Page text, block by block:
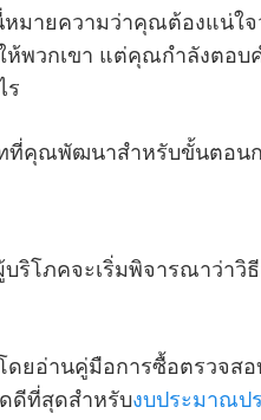
หมายความว่าคุณต้องแน่ใ
พวกเขา แต่คุณกําลังตอบ
ร
ทที่คุณพัฒนาสําหรับขั้นตอน
ริโภคจะเริ่มพิจารณาว่าวิ
ดยอ่านคู่มือการซื้อตรวจส
ดีที่สุดสําหรับงบประมาณป